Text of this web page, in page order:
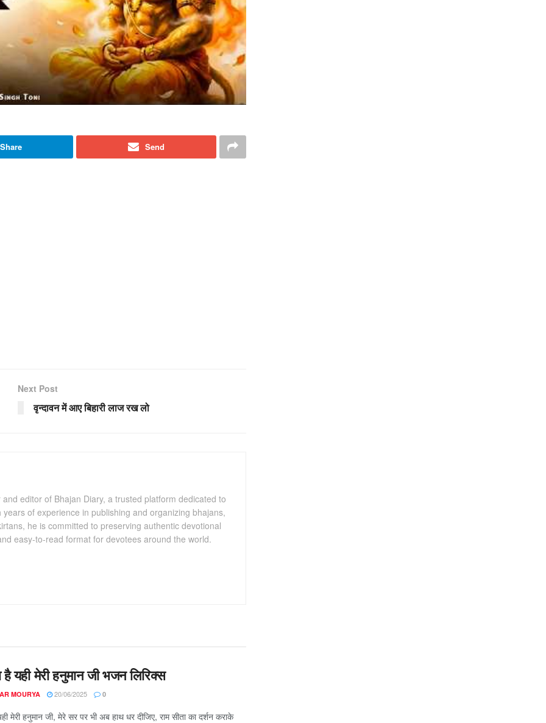
Share Send
Next Post
वृन्दावन में आए बिहारी लाज रख लो
editor of Bhajan Diary, a trusted platform dedicated to
of experience in publishing and organizing bhajans,
he is committed to preserving authentic devotional
easy-to-read format for devotees around the world.
है यही मेरी हनुमान जी भजन लिरिक्स
MOURYA 20/06/2025 0
मेरी हनुमान जी, मेरे सर पर भी अब हाथ धर दीजिए, राम सीता का दर्शन कराके